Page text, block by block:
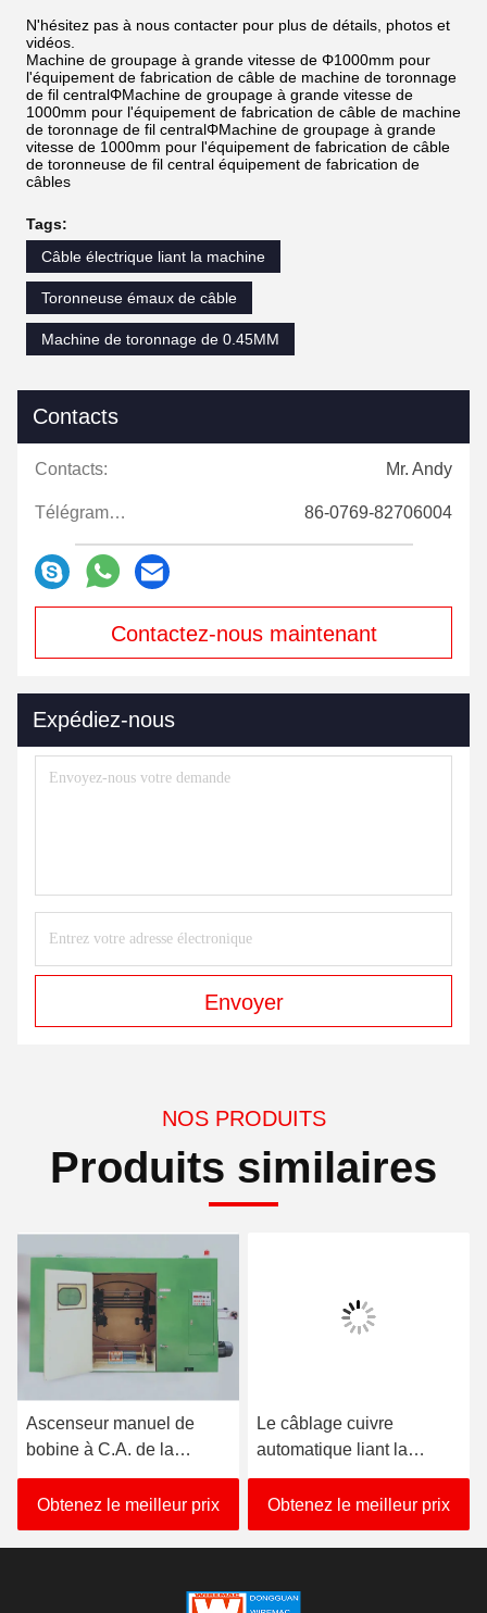
N'hésitez pas à nous contacter pour plus de détails, photos et
vidéos.
Machine de groupage à grande vitesse de Φ1000mm pour
l'équipement de fabrication de câble de machine de toronnage
de fil centralΦMachine de groupage à grande vitesse de
1000mm pour l'équipement de fabrication de câble de machine
de toronnage de fil centralΦMachine de groupage à grande
vitesse de 1000mm pour l'équipement de fabrication de câble
de toronneuse de fil central équipement de fabrication de
câbles
Tags:
Câble électrique liant la machine
Toronneuse émaux de câble
Machine de toronnage de 0.45MM
Contacts
Contacts: Mr. Andy
Télégramme: 86-0769-82706004
Contactez-nous maintenant
Expédiez-nous
Envoyer
NOS PRODUITS
Produits similaires
Ascenseur manuel de
bobine à C.A. de la
toronneuse de câble de
PVC de GV 20HP
Obtenez le meilleur prix
Le câblage cuivre
automatique liant la
machine 3350KG axent la
taille 850mm
Obtenez le meilleur prix